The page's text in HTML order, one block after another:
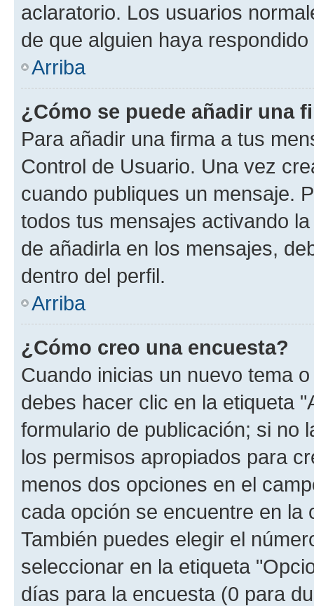
aclaratorio. Los usuarios
de que alguien haya
Arriba
¿Cómo se puede añadir una
Para añadir una firma a tus
Control de Usuario. Una vez
cuando publiques un mensaje.
todos tus mensajes activando
de añadirla en los mensajes,
dentro del perfil.
Arriba
¿Cómo creo una encuesta?
Cuando inicias un nuevo tema
debes hacer clic en la etiqueta
formulario de publicación; si no
los permisos apropiados para
menos dos opciones en el
cada opción se encuentre en
También puedes elegir el
seleccionar en la etiqueta
días para la encuesta (0 para